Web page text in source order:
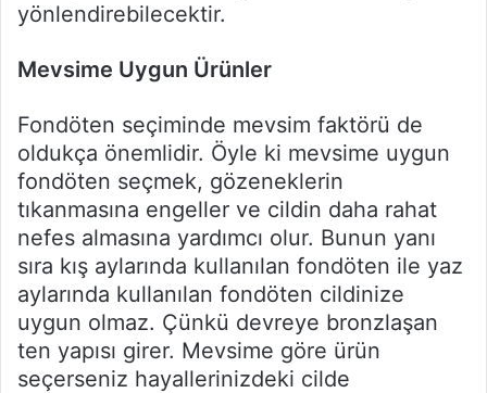
yönlendirebilecektir.
Mevsime Uygun Ürünler
Fondöten seçiminde mevsim faktörü de
oldukça önemlidir. Öyle ki mevsime uygun
fondöten seçmek, gözeneklerin
tıkanmasına engeller ve cildin daha rahat
nefes almasına yardımcı olur. Bunun yanı
sıra kış aylarında kullanılan fondöten ile yaz
aylarında kullanılan fondöten cildinize
uygun olmaz. Çünkü devreye bronzlaşan
ten yapısı girer. Mevsime göre ürün
seçerseniz hayallerinizdeki cilde